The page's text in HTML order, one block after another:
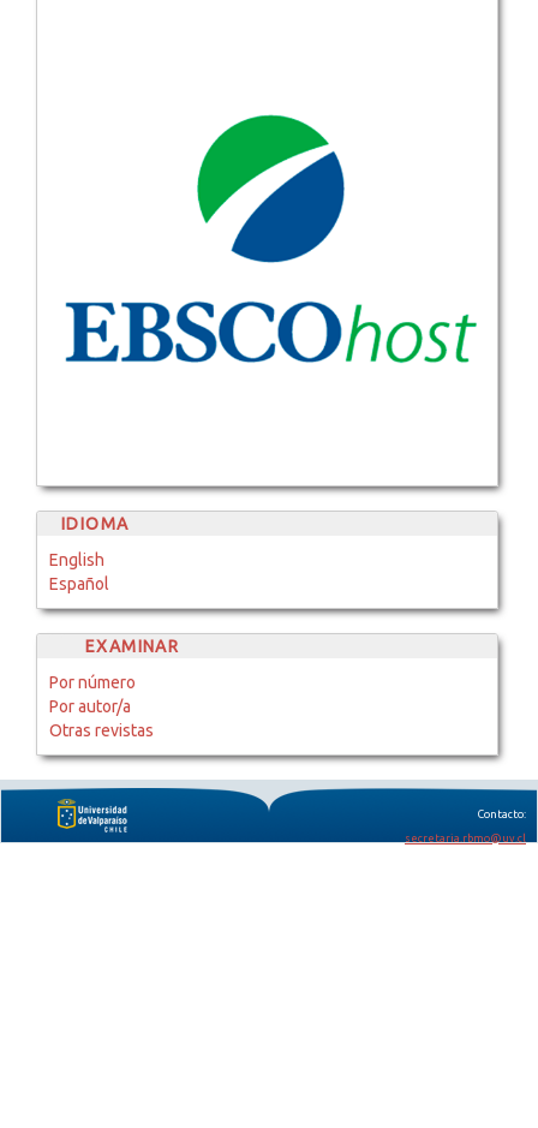
IDIOMA
English
Español
EXAMINAR
Por número
Por autor/a
Otras revistas
Contacto:
secretaria.rbmo@uv.cl